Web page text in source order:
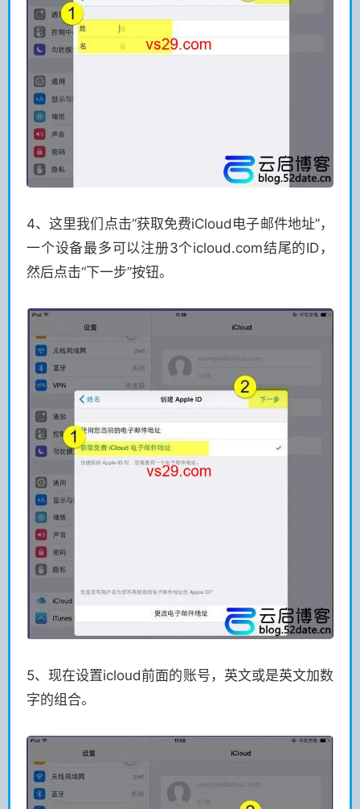
4、这里我们点击“获取免费iCloud电子邮件地址”，
一个设备最多可以注册3个icloud.com结尾的ID，
然后点击“下一步”按钮。
5、现在设置icloud前面的账号，英文或是英文加数
字的组合。